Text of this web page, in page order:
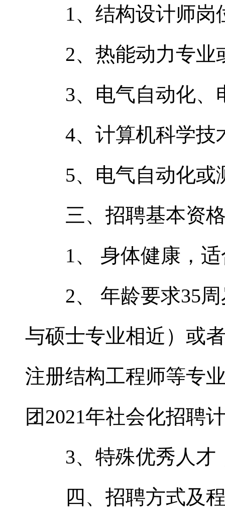
1、结构设计师岗
2、热能动力专业
3、电气自动化、
4、计算机科学技
5、电气自动化或
三、招聘基本资
1、 身体健康，适
2、 年龄要求35周
与硕士专业相近）或
注册结构工程师等专
团2021年社会化招聘
3、特殊优秀人才
四、招聘方式及